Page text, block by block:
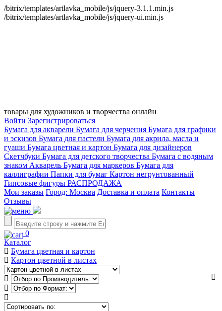
/bitrix/templates/artlavka_mobile/js/jquery-3.1.1.min.js
/bitrix/templates/artlavka_mobile/js/jquery-ui.min.js
товары для художников и творчества онлайн
Войти Зарегистрироваться
Бумага для акварели Бумага для черчения Бумага для графики
и эскизов Бумага для пастели Бумага для акрила, масла и
гуаши Бумага цветная и картон Бумага для дизайнеров
Скетчбуки Бумага для детского творчества Бумага с водяным
знаком Акварель Бумага для маркеров Бумага для
каллиграфии Папки для бумаг Картон негрунтованный
Гипсовые фигуры РАСПРОДАЖА
Мои заказы Город: Москва Доставка и оплата Контакты
Отзывы
0
Каталог
Бумага цветная и картон
Картон цветной в листах